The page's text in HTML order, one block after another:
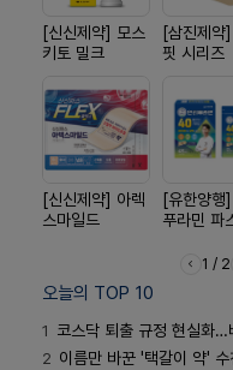
[신신제약] 모스
키토 밀크
[삼진제약
핏 시리즈
[신신제약] 아렉
스마일드
[유한양행
푸라민 파
1 / 2
오늘의 TOP 10
1 코스닥 퇴출 규정 현실화
2 이름만 바꾼 '택갈이 약' 수